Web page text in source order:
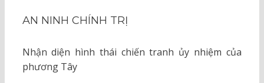
AN NINH CHÍNH TRỊ
Nhận diện hình thái chiến tranh ủy nhiệm của
phương Tây